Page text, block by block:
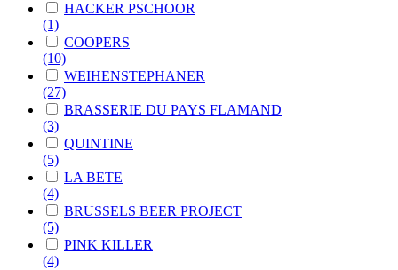
HACKER PSCHOOR
(1)
COOPERS
(10)
WEIHENSTEPHANER
(27)
BRASSERIE DU PAYS FLAMAND
(3)
QUINTINE
(5)
LA BETE
(4)
BRUSSELS BEER PROJECT
(5)
PINK KILLER
(4)